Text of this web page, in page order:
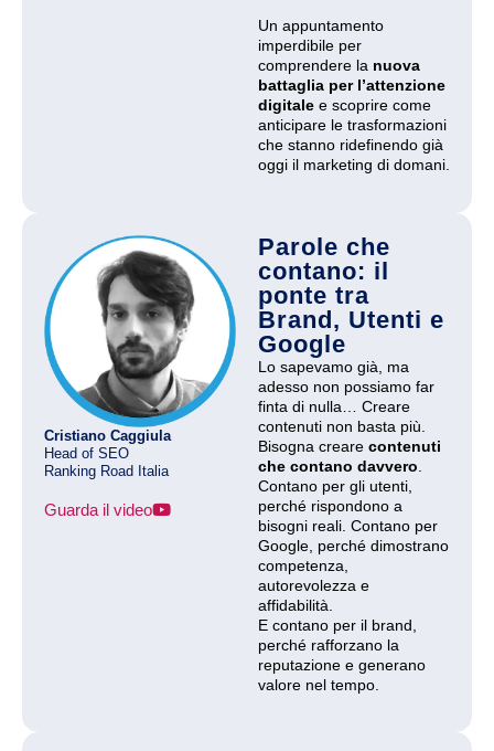
Un appuntamento
imperdibile per
comprendere la nuova
battaglia per l’attenzione
digitale e scoprire come
anticipare le trasformazioni
che stanno ridefinendo già
oggi il marketing di domani.
Cristiano Caggiula
Head of SEO
Ranking Road Italia
Guarda il video
Parole che
contano: il
ponte tra
Brand, Utenti e
Google
Lo sapevamo già, ma
adesso non possiamo far
finta di nulla… Creare
contenuti non basta più.
Bisogna creare contenuti
che contano davvero
Contano per gli utenti,
perché rispondono a
bisogni reali. Contano per
Google, perché dimostrano
competenza,
autorevolezza e
affidabilità.
E contano per il brand,
perché rafforzano la
reputazione e generano
valore nel tempo.